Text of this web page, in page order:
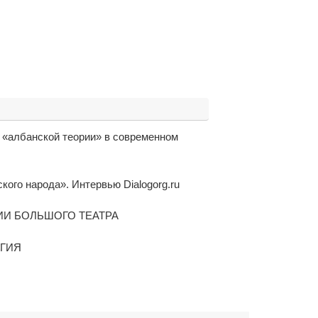
теории» в современном
народа». Интервью Dialogorg.ru
БОЛЬШОГО ТЕАТРА